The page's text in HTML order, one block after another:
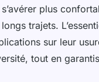
plus
trajets.
sur leur
tout en